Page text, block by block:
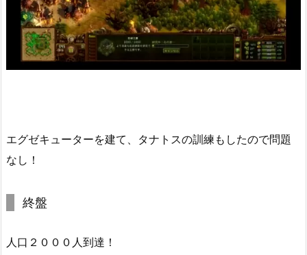
エグゼキューターを建て、タナトスの訓練もしたので問題
なし！
終盤
人口２０００人到達！